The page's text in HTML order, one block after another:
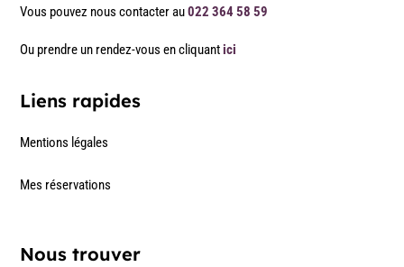
Vous pouvez nous contacter au022 364 58 59
Ou prendre un rendez-vous en cliquantici
Liens rapides
Mentions légales
Mes réservations
Nous trouver